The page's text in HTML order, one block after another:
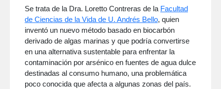
Se trata de la Dra. Loretto Contreras de la Facultad
de Ciencias de la Vida de U. Andrés Bello, quien
inventó un nuevo método basado en biocarbón
derivado de algas marinas y que podría convertirse
en una alternativa sustentable para enfrentar la
contaminación por arsénico en fuentes de agua dulce
destinadas al consumo humano, una problemática
poco conocida que afecta a algunas zonas del país.